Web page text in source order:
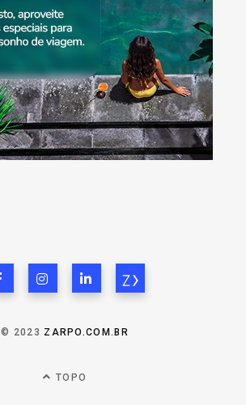
© 2023 ZARPO.COM.BR
TOPO